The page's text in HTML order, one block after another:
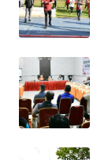
PORTAL
KONSUMEN
FORWAMKI
ALPERKLINAS